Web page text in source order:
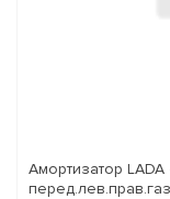
Амортизатор LADA